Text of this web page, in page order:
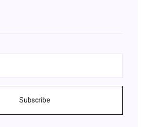
Subscribe